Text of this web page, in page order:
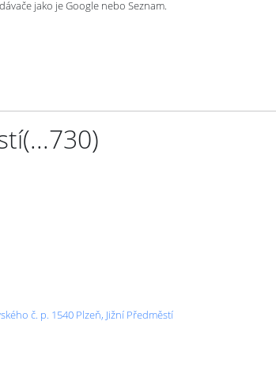
jako je Google nebo Seznam.
(...730)
č. p. 1540 Plzeň, Jižní Předměstí